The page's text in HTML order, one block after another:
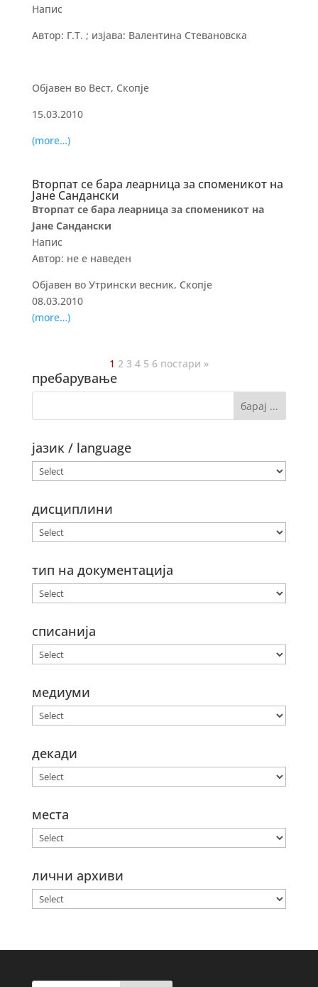
Напис
Автор: Г.Т. ; изјава: Валентина Стевановска
Објавен во Вест, Скопје
15.03.2010
(more…)
Вторпат се бара леарница за споменикот на
Јане Сандански
Вторпат се бара леарница за споменикот на
Јане Сандански
Напис
Автор: не е наведен
Објавен во Утрински весник, Скопје
08.03.2010
(more…)
1 2 3 4 5 6 постари »
пребарување
јазик / language
дисциплини
тип на документација
списанија
медиуми
декади
места
лични архиви